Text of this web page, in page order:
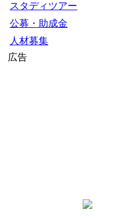
スタディツアー
公募・助成金
人材募集
広告